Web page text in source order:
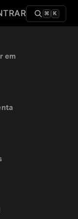
⌘ K
em